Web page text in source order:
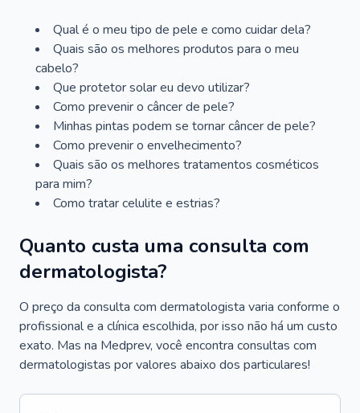
Qual é o meu tipo de pele e como cuidar dela?
Quais são os melhores produtos para o meu
cabelo?
Que protetor solar eu devo utilizar?
Como prevenir o câncer de pele?
Minhas pintas podem se tornar câncer de pele?
Como prevenir o envelhecimento?
Quais são os melhores tratamentos cosméticos
para mim?
Como tratar celulite e estrias?
Quanto custa uma consulta com
dermatologista?
O preço da consulta com dermatologista varia conforme o
profissional e a clínica escolhida, por isso não há um custo
exato. Mas na Medprev, você encontra consultas com
dermatologistas por valores abaixo dos particulares!